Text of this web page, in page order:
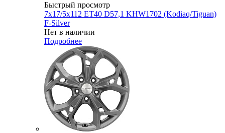
Быстрый просмотр
7x17/5x112 ET40 D57,1 KHW1702 (Kodiaq/Tiguan)
F-Silver
Нет в наличии
Подробнее